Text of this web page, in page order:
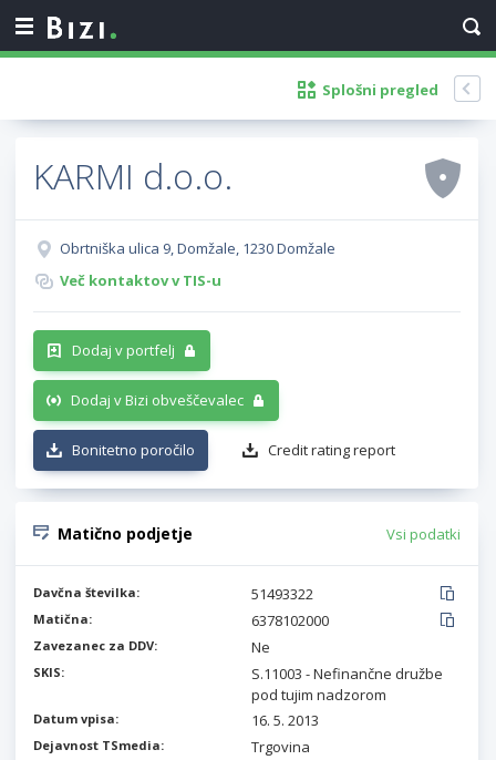
Splošni pregled
KARMI d.o.o.
Obrtniška ulica 9, Domžale, 1230 Domžale
Več kontaktov v TIS-u
Dodaj v portfelj
Dodaj v Bizi obveščevalec
Bonitetno poročilo Credit rating report
Matično podjetje Vsi podatki
Davčna številka: 51493322
Matična: 6378102000
Zavezanec za DDV: Ne
SKIS:
S.11003 - Nefinančne družbe
pod tujim nadzorom
Datum vpisa: 16. 5. 2013
Dejavnost TSmedia: Trgovina